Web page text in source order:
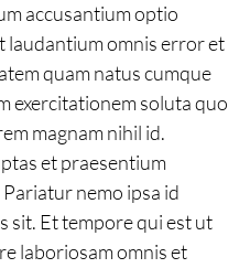
accusantium optio
laudantium omnis error et
quam natus cumque
exercitationem soluta quo
magnam nihil id.
et praesentium
nemo ipsa id
sit. Et tempore qui est ut
laboriosam omnis et